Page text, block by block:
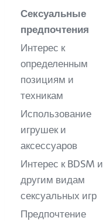
Сексуальные
предпочтения
Интерес к
определенным
позициям и
техникам
Использование
игрушек и
аксессуаров
Интерес к BDSM и
другим видам
сексуальных игр
Предпочтение